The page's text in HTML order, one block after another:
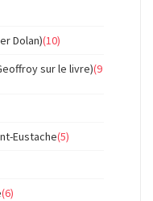
Dolan)(10)
sur le livre)(9
Eustache(5)
(6)